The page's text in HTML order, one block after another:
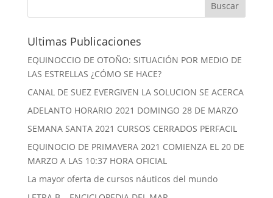
Ultimas Publicaciones
EQUINOCCIO DE OTOÑO: SITUACIÓN POR MEDIO DE
LAS ESTRELLAS ¿CÓMO SE HACE?
CANAL DE SUEZ EVERGIVEN LA SOLUCION SE ACERCA
ADELANTO HORARIO 2021 DOMINGO 28 DE MARZO
SEMANA SANTA 2021 CURSOS CERRADOS PERFACIL
EQUINOCIO DE PRIMAVERA 2021 COMIENZA EL 20 DE
MARZO A LAS 10:37 HORA OFICIAL
La mayor oferta de cursos náuticos del mundo